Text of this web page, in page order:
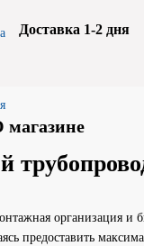
Доставка 1-2 дня
магазине
организация
предоставить